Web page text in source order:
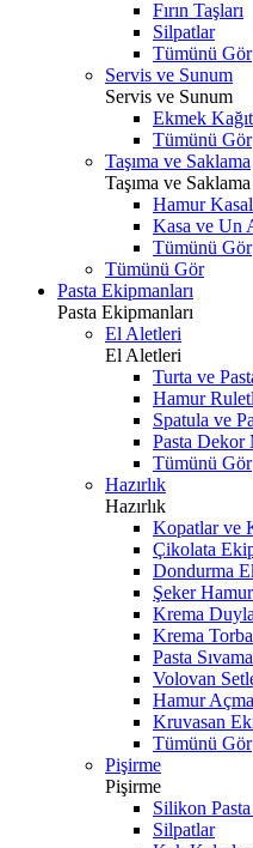
Fırın Taşları
Silpatlar
Tümünü Gör
Servis ve Sunum
Servis ve Sunum
Ekmek
Tümünü Gör
Taşıma ve Saklama
Taşıma ve Saklama
Hamur
Kasa ve Un
Tümünü Gör
Tümünü Gör
Pasta Ekipmanları
Pasta Ekipmanları
El Aletleri
El Aletleri
Turta ve
Hamur
Spatula ve
Pasta Dekor
Tümünü Gör
Hazırlık
Hazırlık
Kopatlar ve
Çikolata
Dondurma
Şeker
Krema
Krema
Pasta
Volovan
Hamur
Kruvasan
Tümünü Gör
Pişirme
Pişirme
Silikon
Silpatlar